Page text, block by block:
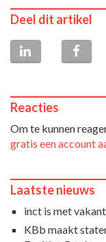
Deel dit artikel
Reacties
Om te kunnen
gratis een account
Laatste nieuws
inct is met
KBb maakt